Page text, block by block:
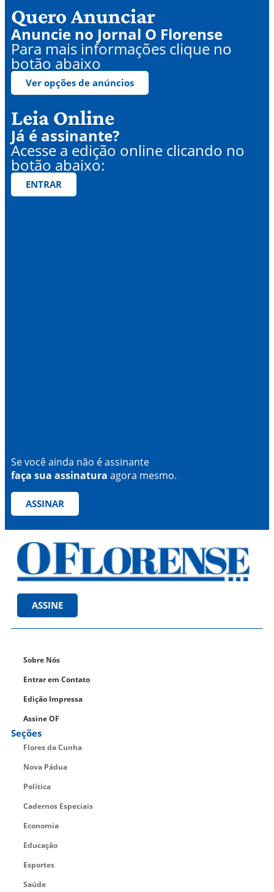
Quero Anunciar
Anuncie no Jornal O Florense
Para mais informações clique no
botão abaixo
Ver opções de anúncios
Leia Online
Já é assinante?
Acesse a edição online clicando no
botão abaixo:
ENTRAR
Se você ainda não é assinante
faça sua assinatura agora mesmo.
ASSINAR
ASSINE
Sobre Nós
Entrar em Contato
Edição Impressa
Assine OF
Seções
Flores da Cunha
Nova Pádua
Política
Cadernos Especiais
Economia
Educação
Esportes
Saúde